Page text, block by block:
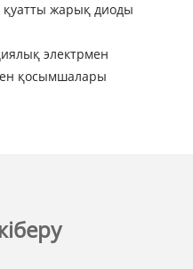
жарық диоды
электрмен
қосымшалары